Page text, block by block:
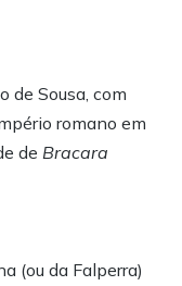
de Sousa, com
romano em
de Bracara
(ou da Falperra)